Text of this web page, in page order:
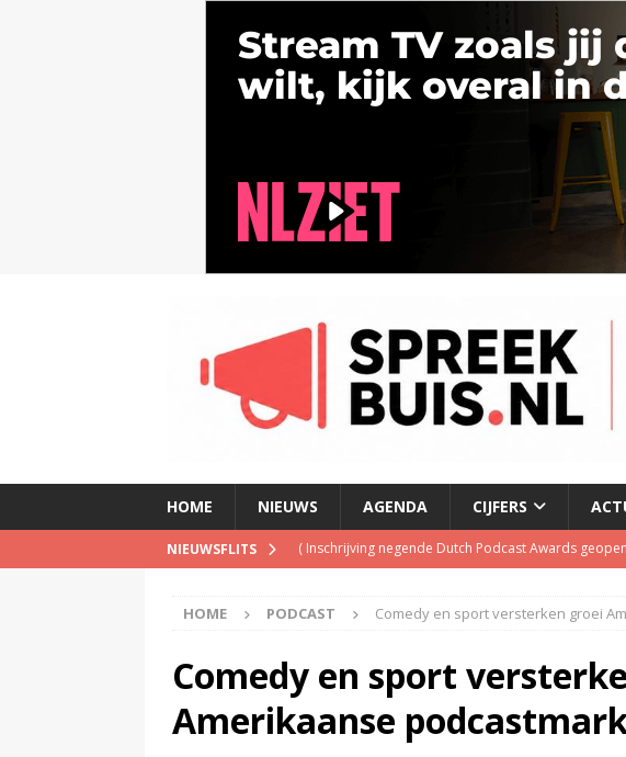
HOME NIEUWS AGENDA CIJFERS
NIEUWSFLITS ( Inschrijving negende Dutch Podcast Awards
(TalkRadio lanceert meest actuele nieuwspodcast
KINK-oprichter Leon Ramakers lanceert Jolene
(
Televisie wint snel terrein als apparaat voor
HOME PODCAST Comedy en sport versterken groei
Comedy en sport
Amerikaanse